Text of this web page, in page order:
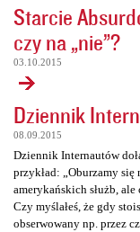
Starcie
czy na „nie”?
03.10.2015
Dziennik
08.09.2015
Dziennik Internautów
przykład: „Oburzamy
amerykańskich służb,
Czy myślałeś, że gdy
obserwowany np. przez